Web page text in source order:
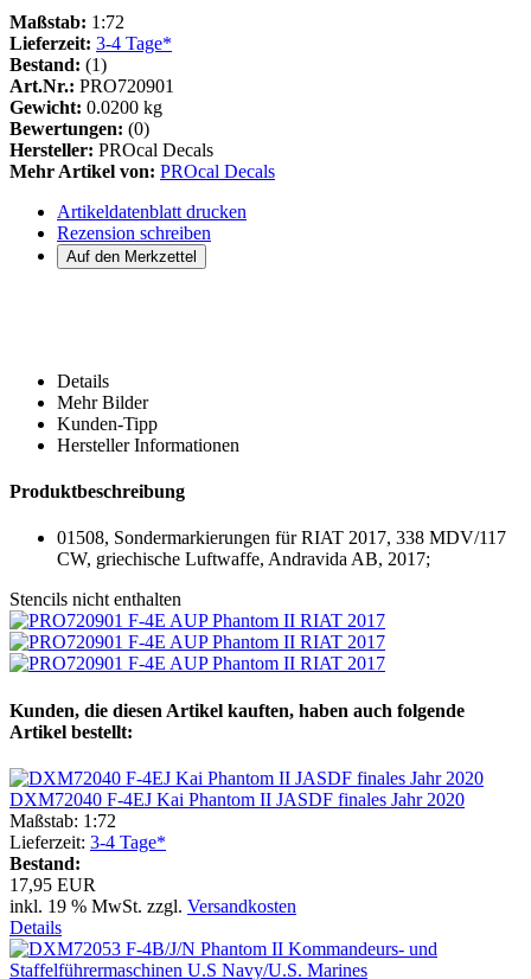
Maßstab: 1:72
Lieferzeit: 3-4 Tage*
Bestand: (1)
Art.Nr.: PRO720901
Gewicht: 0.0200 kg
Bewertungen: (0)
Hersteller: PROcal Decals
Mehr Artikel von: PROcal Decals
Artikeldatenblatt drucken
Rezension schreiben
Details
Mehr Bilder
Kunden-Tipp
Hersteller Informationen
Produktbeschreibung
01508, Sondermarkierungen für RIAT 2017, 338 MDV/117
CW, griechische Luftwaffe, Andravida AB, 2017;
Stencils nicht enthalten
Kunden, die diesen Artikel kauften, haben auch folgende
Artikel bestellt:
DXM72040 F-4EJ Kai Phantom II JASDF finales Jahr 2020
Maßstab: 1:72
Lieferzeit: 3-4 Tage*
Bestand:
17,95 EUR
inkl. 19 % MwSt. zzgl. Versandkosten
Details